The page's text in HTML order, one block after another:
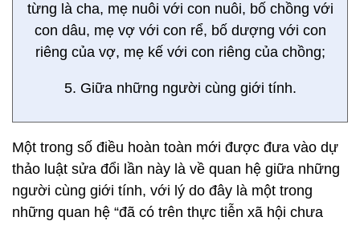
từng là cha, mẹ nuôi với con nuôi, bố chồng với
con dâu, mẹ vợ với con rể, bố dượng với con
riêng của vợ, mẹ kế với con riêng của chồng;
5. Giữa những người cùng giới tính.
Một trong số điều hoàn toàn mới được đưa vào dự
thảo luật sửa đổi lần này là về quan hệ giữa những
người cùng giới tính, với lý do đây là một trong
những quan hệ “đã có trên thực tiễn xã hội chưa